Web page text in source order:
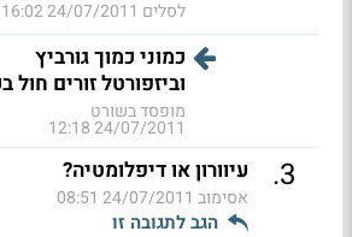
לסלים 24/07/2011 16:02
כמוני כמוך גורביץ
וביזפורטל זורים חול
מופסד בשורט
24/07/2011 12:18
3
. עיוורון או דיפלומטיה?
אסימוב 24/07/2011 08:51
הגב לתגובה זו